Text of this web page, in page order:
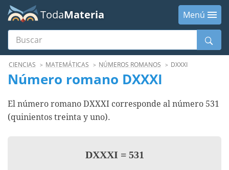
TodaMateria
Menú
Buscar
MenúCIENCIAS MATEMÁTICAS NÚMEROS ROMANOS DXXXI
Número romano DXXXI
El número romano DXXXI corresponde al número 531
(quinientos treinta y uno).
DXXXI =531